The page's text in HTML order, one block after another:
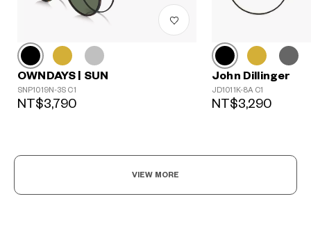
OWNDAYS | SUN
SNP1019N-3S C1
NT$3,790
John Dillinger
JD1011K-8A C1
NT$3,290
VIEW MORE